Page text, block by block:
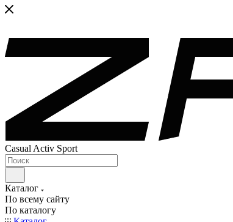
Casual Activ Sport
Каталог
По всему сайту
По каталогу